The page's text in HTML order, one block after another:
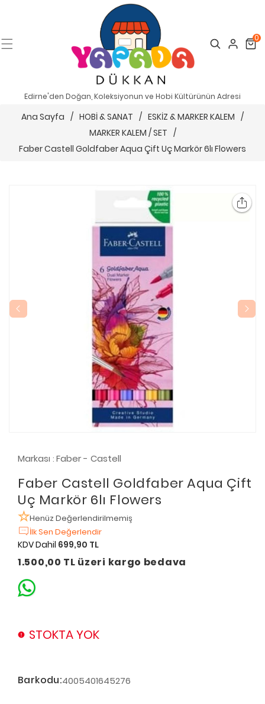
Search Cart
0
Edirne'den Doğan, Koleksiyonun ve Hobi Kültürünün Adresi
Ana Sayfa / HOBİ & SANAT / ESKİZ & MARKER KALEM /
MARKER KALEM / SET /
Faber Castell Goldfaber Aqua Çift Uç Markör 6lı Flowers
Markası : Faber - Castell
Faber Castell Goldfaber Aqua Çift
Uç Markör 6lı Flowers
Henüz Değerlendirilmemiş
İlk Sen Değerlendir
KDV Dahil 699,90 TL
1.500,00 TL üzeri kargo bedava
STOKTA YOK
Barkodu:4005401645276